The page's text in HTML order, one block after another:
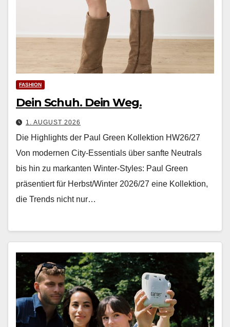
FASHION
Dein Schuh. Dein Weg.
1. AUGUST 2026
Die Highlights der Paul Green Kollektion HW26/27
Von mod­er­nen City-Essen­tials über san­fte Neu­trals
bis hin zu markan­ten Win­ter-Styles: Paul Green
präsen­tiert für Herbst/Winter 2026/27 eine Kollek­tion,
die Trends nicht nur…